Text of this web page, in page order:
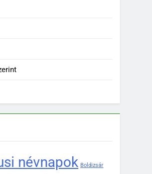
névnapok Boldizsár